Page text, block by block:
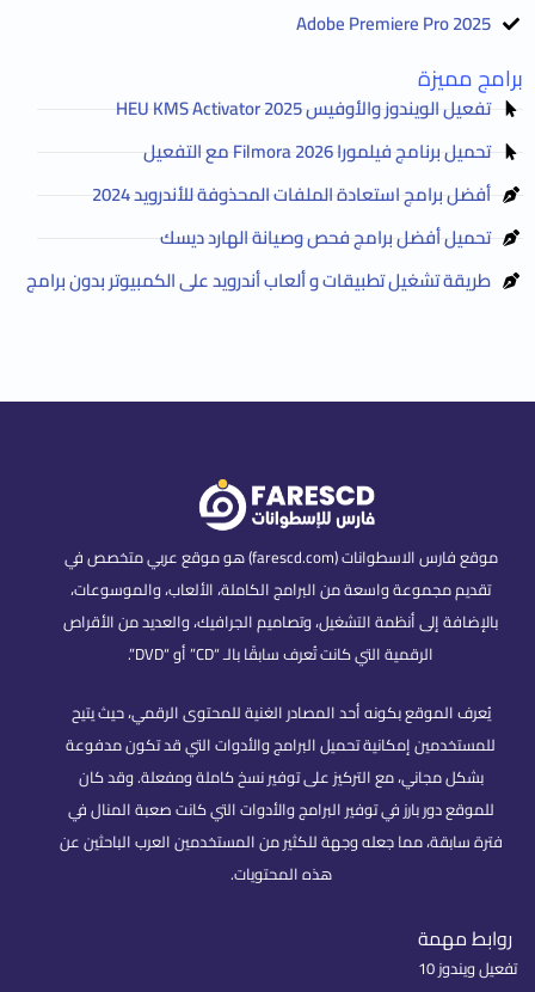
Adobe Premiere Pro 2025
برامج مميزة
تفعيل الويندوز والأوفيس HEU KMS Activator 2025
تحميل برنامج فيلمورا Filmora 2026 مع التفعيل
أفضل برامج استعادة الملفات المحذوفة للأندرويد 2024
تحميل أفضل برامج فحص وصيانة الهارد ديسك
طريقة تشغيل تطبيقات و ألعاب أندرويد على الكمبيوتر بدون برامج
موقع فارس الاسطوانات (farescd.com) هو موقع عربي متخصص في
تقديم مجموعة واسعة من البرامج الكاملة، الألعاب، والموسوعات،
بالإضافة إلى أنظمة التشغيل، وتصاميم الجرافيك، والعديد من الأقراص
الرقمية التي كانت تُعرف سابقًا بالـ “CD” أو “DVD”.
يُعرف الموقع بكونه أحد المصادر الغنية للمحتوى الرقمي، حيث يتيح
للمستخدمين إمكانية تحميل البرامج والأدوات التي قد تكون مدفوعة
بشكل مجاني، مع التركيز على توفير نسخ كاملة ومفعلة. وقد كان
للموقع دور بارز في توفير البرامج والأدوات التي كانت صعبة المنال في
فترة سابقة، مما جعله وجهة للكثير من المستخدمين العرب الباحثين عن
هذه المحتويات.
روابط مهمة
تفعيل ويندوز 10